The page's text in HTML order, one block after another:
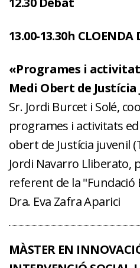
13.00-13.30h CLOENDA
«Programes i
Medi Obert de Justícia
Sr. Jordi Burcet i Solé,
programes i activitats
obert de Justícia juvenil
Jordi Navarro Lliberato,
referent de la "Fundació
Dra. Eva Zafra Aparici
MÀSTER EN